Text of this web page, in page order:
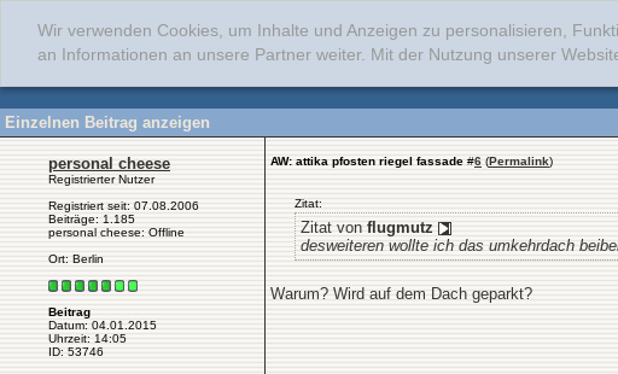
Wir verwenden Cookies, um Inhalte und Anzeigen zu personalisieren,
an Informationen an unsere Partner weiter. Mit der Nutzung unserer
Einzelnen Beitrag anzeigen
personal cheese
Registrierter Nutzer
Registriert seit: 07.08.2006
Beiträge: 1.185
personal cheese: Offline
Ort: Berlin
Beitrag
Datum: 04.01.2015
Uhrzeit: 14:05
ID: 53746
AW: attika pfosten riegel fassade #6 (Permalink)
Zitat:
Zitat von flugmutz
desweiteren wollte ich das umkehrdach
Warum? Wird auf dem Dach geparkt?